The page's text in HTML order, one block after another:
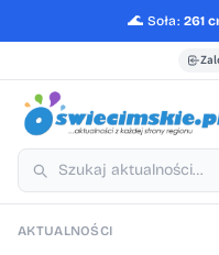
🌊 Soła: 261
AKTUALNOŚCI